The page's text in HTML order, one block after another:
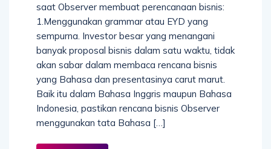
saat Observer membuat perencanaan bisnis:
1.Menggunakan grammar atau EYD yang
sempurna. Investor besar yang menangani
banyak proposal bisnis dalam satu waktu, tidak
akan sabar dalam membaca rencana bisnis
yang Bahasa dan presentasinya carut marut.
Baik itu dalam Bahasa Inggris maupun Bahasa
Indonesia, pastikan rencana bisnis Observer
menggunakan tata Bahasa […]